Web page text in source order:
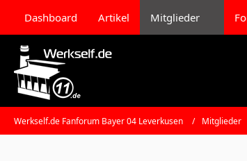
Dashboard Artikel Mitglieder
Werkself.de Fanforum Bayer 04 Leverkusen Mitglieder